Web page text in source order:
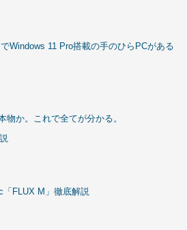
Windows 11 Pro搭載の手のひらPCがある
物か。これで全てが分かる。
FLUX M」徹底解説